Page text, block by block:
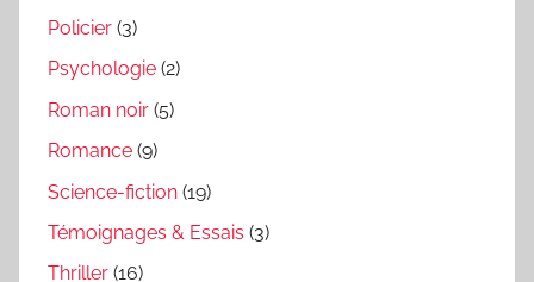
Policier (3)
Psychologie (2)
Roman noir (5)
Romance (9)
Science-fiction (19)
Témoignages & Essais (3)
Thriller (16)